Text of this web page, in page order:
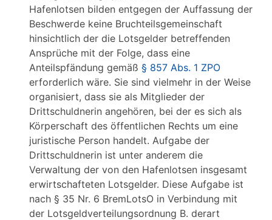
Hafenlotsen bilden entgegen der Auffassung der
Beschwerde keine Bruchteilsgemeinschaft
hinsichtlich der die Lotsgelder betreffenden
Ansprüche mit der Folge, dass eine
Anteilspfändung gemäß § 857 Abs. 1 ZPO
erforderlich wäre. Sie sind vielmehr in der Weise
organisiert, dass sie als Mitglieder der
Drittschuldnerin angehören, bei der es sich als
Körperschaft des öffentlichen Rechts um eine
juristische Person handelt. Aufgabe der
Drittschuldnerin ist unter anderem die
Verwaltung der von den Hafenlotsen insgesamt
erwirtschafteten Lotsgelder. Diese Aufgabe ist
nach § 35 Nr. 6 BremLotsO in Verbindung mit
der Lotsgeldverteilungsordnung B. derart